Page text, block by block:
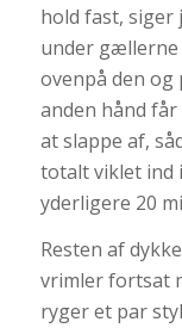
hold fast, siger
under gællerne
ovenpå den og
anden hånd
at slappe af,
totalt viklet ind
yderligere 20
Resten af
vrimler fortsat
ryger et par